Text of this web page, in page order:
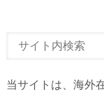
当サイトは、海外